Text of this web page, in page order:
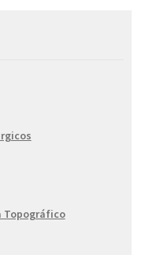
Topográfico